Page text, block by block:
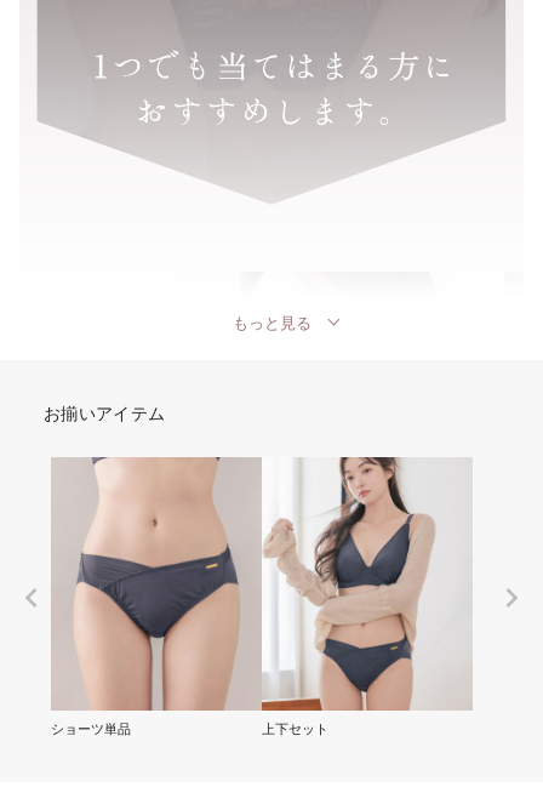
もっと見る
お揃いアイテム
ショーツ単品 上下セット